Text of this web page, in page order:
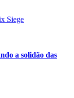
Siege
a solidão das